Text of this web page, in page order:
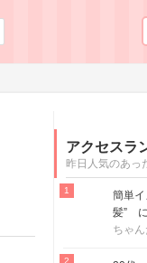
アクセスラ
昨日人気のあっ
簡単
髪”
ちゃん